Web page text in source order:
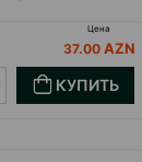
Цена
37.00
КУПИТЬ